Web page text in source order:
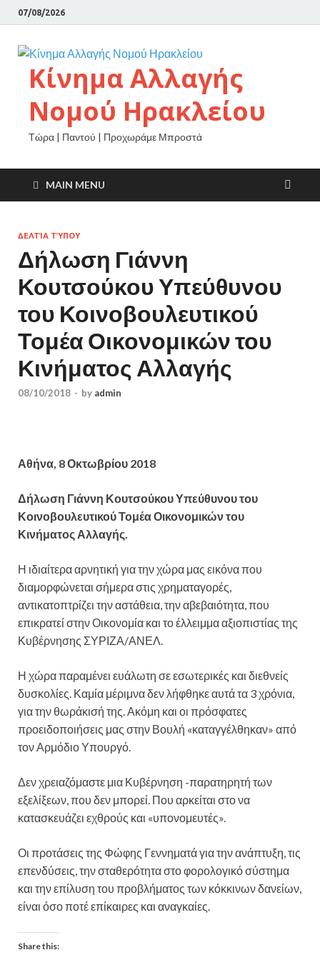
07/08/2026
Κίνημα Αλλαγής
Νομού Ηρακλείου
Τώρα | Παντού | Προχωράμε Μπροστά
MAIN MENU
ΔΕΛΤΊΑ ΤΎΠΟΥ
Δήλωση Γιάννη
Κουτσούκου Υπεύθυνου
του Κοινοβουλευτικού
Τομέα Οικονομικών του
Κινήματος Αλλαγής
08/10/2018 - by admin
Αθήνα, 8 Οκτωβρίου 2018
Δήλωση Γιάννη Κουτσούκου Υπεύθυνου του
Κοινοβουλευτικού Τομέα Οικονομικών του
Κινήματος Αλλαγής.
Η ιδιαίτερα αρνητική για την χώρα μας εικόνα που
διαμορφώνεται σήμερα στις χρηματαγορές,
αντικατοπτρίζει την αστάθεια, την αβεβαιότητα, που
επικρατεί στην Οικονομία και το έλλειμμα αξιοπιστίας της
Κυβέρνησης ΣΥΡΙΖΑ/ΑΝΕΛ.
Η χώρα παραμένει ευάλωτη σε εσωτερικές και διεθνείς
δυσκολίες. Καμία μέριμνα δεν λήφθηκε αυτά τα 3 χρόνια,
για την θωράκισή της. Ακόμη και οι πρόσφατες
προειδοποιήσεις μας στην Βουλή «καταγγέλθηκαν» από
τον Αρμόδιο Υπουργό.
Δεν χρειαζόμαστε μια Κυβέρνηση -παρατηρητή των
εξελίξεων, που δεν μπορεί. Που αρκείται στο να
κατασκευάζει εχθρούς και «υπονομευτές».
Οι προτάσεις της Φώφης Γεννηματά για την ανάπτυξη, τις
επενδύσεις, την σταθερότητα στο φορολογικό σύστημα
και την επίλυση του προβλήματος των κόκκινων δανείων,
είναι όσο ποτέ επίκαιρες και αναγκαίες.
Share this: